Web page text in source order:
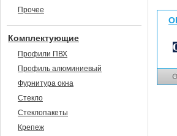
Прочее
Комплектующие
Профили ПВХ
Профиль алюминиевый
Фурнитура окна
Стекло
Стеклопакеты
Крепеж